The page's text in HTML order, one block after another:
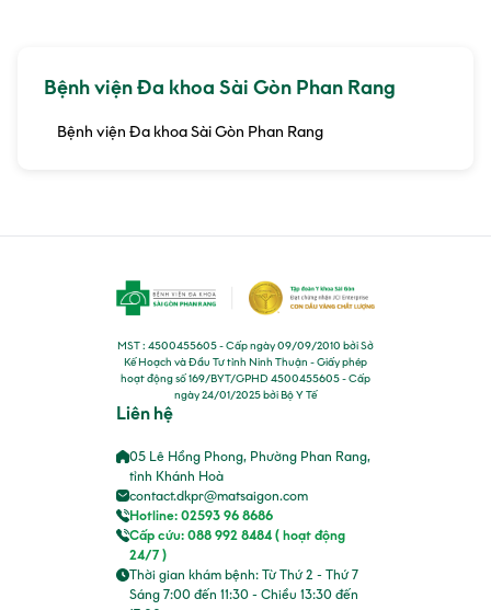
Bệnh viện Đa khoa Sài Gòn Phan Rang
Bệnh viện Đa khoa Sài Gòn Phan Rang
MST : 4500455605 - Cấp ngày 09/09/2010 bởi Sở
Kế Hoạch và Đầu Tư tỉnh Ninh Thuận - Giấy phép
hoạt động số 169/BYT/GPHD 4500455605 - Cấp
ngày 24/01/2025 bởi Bộ Y Tế
Liên hệ
05 Lê Hồng Phong, Phường Phan Rang,
tỉnh Khánh Hoà
contact.dkpr@matsaigon.com
Hotline: 02593 96 8686
Cấp cứu: 088 992 8484 ( hoạt động
24/7 )
Thời gian khám bệnh: Từ Thứ 2 - Thứ 7
Sáng 7:00 đến 11:30 - Chiều 13:30 đến